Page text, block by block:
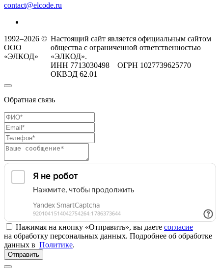
contact@elcode.ru
1992–2026 ©
ООО
«ЭЛКОД»
Настоящий сайт является официальным сайтом
общества с ограниченной ответственностью
«ЭЛКОД».
ИНН 7713030498 ОГРН 1027739625770
ОКВЭД 62.01
Обратная связь
Нажимая на кнопку «Отправить», вы даете согласие
на обработку персональных данных. Подробнее об обработке
данных в Политике.
Отправить